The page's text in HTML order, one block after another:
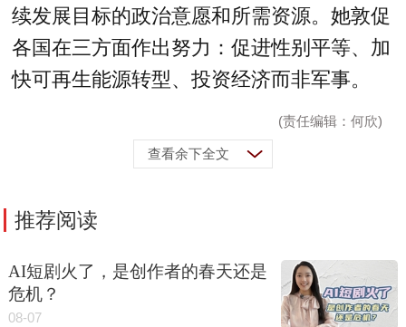
续发展目标的政治意愿和所需资源。她敦促
各国在三方面作出努力：促进性别平等、加
快可再生能源转型、投资经济而非军事。
(责任编辑：何欣)
查看余下全文
推荐阅读
AI短剧火了，是创作者的春天还是
危机？
08-07